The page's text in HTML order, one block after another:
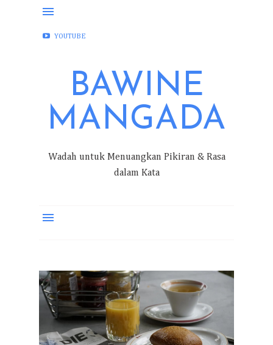
FACEBOOK
YOUTUBE
BAWINE
MANGADA
Wadah untuk Menuangkan Pikiran & Rasa
dalam Kata